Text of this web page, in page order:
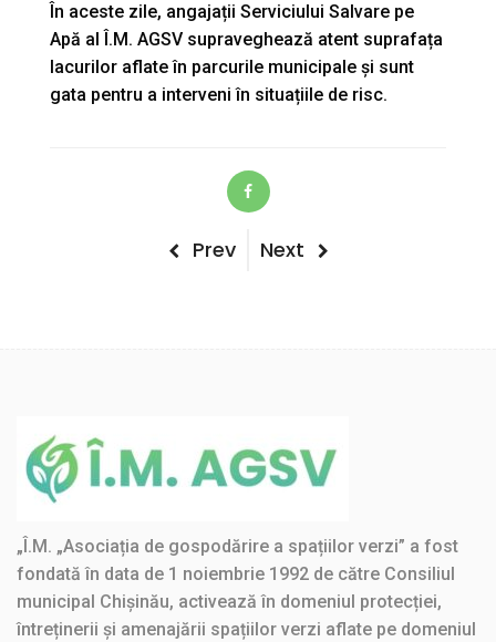
În aceste zile, angajații Serviciului Salvare pe
Apă al Î.M. AGSV supraveghează atent suprafața
lacurilor aflate în parcurile municipale și sunt
gata pentru a interveni în situațiile de risc.
Previous
Prev
Next
Next
„Î.M. „Asociația de gospodărire a spațiilor verzi” a fost
fondată în data de 1 noiembrie 1992 de către Consiliul
municipal Chișinău, activează în domeniul protecției,
întreținerii și amenajării spațiilor verzi aflate pe domeniul